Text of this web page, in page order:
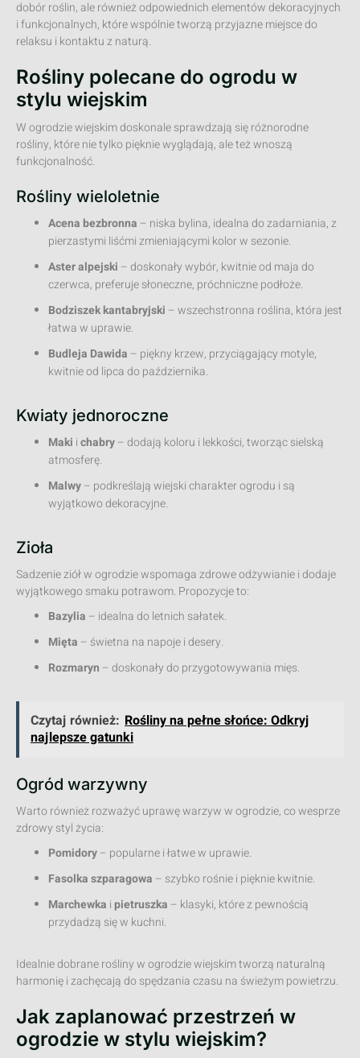
dobór roślin, ale również odpowiednich elementów dekoracyjnych
i funkcjonalnych, które wspólnie tworzą przyjazne miejsce do
relaksu i kontaktu z naturą.
Rośliny polecane do ogrodu w
stylu wiejskim
W ogrodzie wiejskim doskonale sprawdzają się różnorodne
rośliny, które nie tylko pięknie wyglądają, ale też wnoszą
funkcjonalność.
Rośliny wieloletnie
Acena bezbronna – niska bylina, idealna do zadarniania, z
pierzastymi liśćmi zmieniającymi kolor w sezonie.
Aster alpejski – doskonały wybór, kwitnie od maja do
czerwca, preferuje słoneczne, próchniczne podłoże.
Bodziszek kantabryjski – wszechstronna roślina, która jest
łatwa w uprawie.
Budleja Dawida – piękny krzew, przyciągający motyle,
kwitnie od lipca do października.
Kwiaty jednoroczne
Maki ichabry– dodają koloru i lekkości, tworząc sielską
atmosferę.
Malwy– podkreślają wiejski charakter ogrodu i są
wyjątkowo dekoracyjne.
Zioła
Sadzenie ziół w ogrodzie wspomaga zdrowe odżywianie i dodaje
wyjątkowego smaku potrawom. Propozycje to:
Bazylia – idealna do letnich sałatek.
Mięta – świetna na napoje i desery.
Rozmaryn – doskonały do przygotowywania mięs.
Czytaj również: Rośliny na pełne słońce: Odkryj
najlepsze gatunki
Ogród warzywny
Warto również rozważyć uprawę warzyw w ogrodzie, co wesprze
zdrowy styl życia:
Pomidory– popularne i łatwe w uprawie.
Fasolka szparagowa – szybko rośnie i pięknie kwitnie.
Marchewka ipietruszka – klasyki, które z pewnością
przydadzą się w kuchni.
Idealnie dobrane rośliny w ogrodzie wiejskim tworzą naturalną
harmonię i zachęcają do spędzania czasu na świeżym powietrzu.
Jak zaplanować przestrzeń w
ogrodzie w stylu wiejskim?